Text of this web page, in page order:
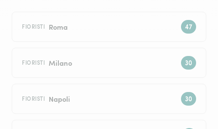
FIORISTI Roma
FIORISTI Milano
FIORISTI Napoli